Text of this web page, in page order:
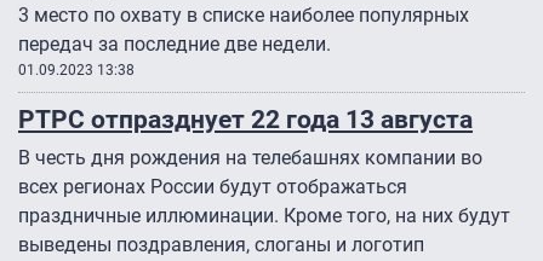
3 место по охвату в списке наиболее популярных
передач за последние две недели.
01.09.2023 13:38
РТРС отпразднует 22 года 13 августа
В честь дня рождения на телебашнях компании во
всех регионах России будут отображаться
праздничные иллюминации. Кроме того, на них будут
выведены поздравления, слоганы и логотип